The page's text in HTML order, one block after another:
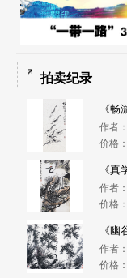
拍卖纪录
《畅
作者
价格：
《真
作者
价格：
《幽
作者
价格：